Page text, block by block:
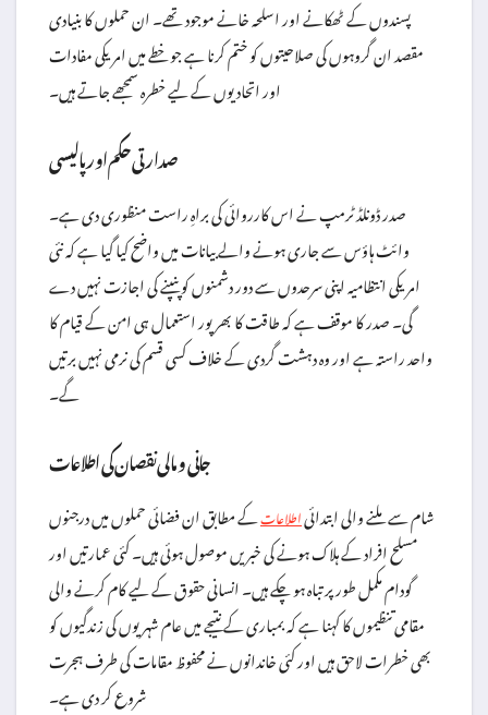
پسندوں کے ٹھکانے اور اسلحہ خانے موجود تھے۔ ان حملوں کا بنیادی
مقصد ان گروہوں کی صلاحیتوں کو ختم کرنا ہے جو خطے میں امریکی مفادات
اور اتحادیوں کے لیے خطرہ سمجھے جاتے ہیں۔
صدارتی حکم اور پالیسی
صدر ڈونلڈ ٹرمپ نے اس کارروائی کی براہِ راست منظوری دی ہے۔
وائٹ ہاؤس سے جاری ہونے والے بیانات میں واضح کیا گیا ہے کہ نئی
امریکی انتظامیہ اپنی سرحدوں سے دور دشمنوں کو پنپنے کی اجازت نہیں دے
گی۔ صدر کا موقف ہے کہ طاقت کا بھرپور استعمال ہی امن کے قیام کا
واحد راستہ ہے اور وہ دہشت گردی کے خلاف کسی قسم کی نرمی نہیں برتیں
گے۔
جانی و مالی نقصان کی اطلاعات
شام سے ملنے والی ابتدائیاطلاعاتکے مطابق ان فضائی حملوں میں درجنوں
مسلح افراد کے ہلاک ہونے کی خبریں موصول ہوئی ہیں۔ کئی عمارتیں اور
گودام مکمل طور پر تباہ ہو چکے ہیں۔ انسانی حقوق کے لیے کام کرنے والی
مقامی تنظیموں کا کہنا ہے کہ بمباری کے نتیجے میں عام شہریوں کی زندگیوں کو
بھی خطرات لاحق ہیں اور کئی خاندانوں نے محفوظ مقامات کی طرف ہجرت
شروع کر دی ہے۔